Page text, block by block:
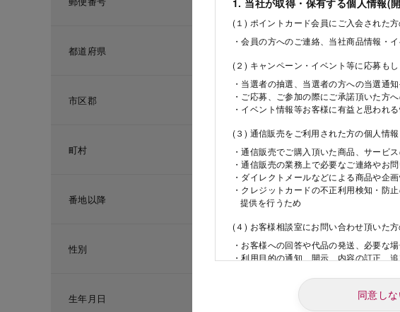
(１) ポイントカード会員にご入会された
・会員の方へのご連絡、当社商品情報・
(２) キャンペーン・イベント等に応募も
・当選者の抽選、当選者の方への当選通
・ご応募、ご参加の際にご承諾頂いた方
・イベント情報等お客様に有益と思われ
(３) 通信販売をご利用された方の個人情報
・通信販売でご購入頂いた商品、サービ
・通信販売の業務上で必要なご連絡やお
・ダイレクトメールなどによる商品や企
・クレジットカードの不正利用検知・防
提供を行うため
(４) お客様相談室にお問い合わせ頂いた
・お客様への回答や代品の発送、必要な
・利用目的の通知、開示、内容の訂正、
(５) 当社の採用活動にご応募された方の個
同意し
都道府県
市区郡
町村
番地以降
性別
生年月日 年